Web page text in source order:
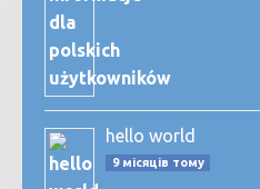
hello world
9 місяців тому